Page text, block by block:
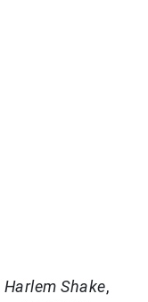
Harlem Shake,